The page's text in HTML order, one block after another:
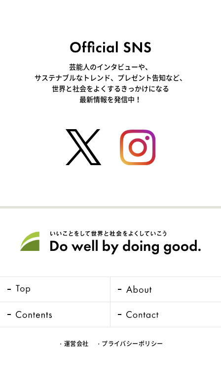
芸能人のインタビューや、
サステナブルなトレンド、プレゼント告知など、
世界と社会をよくするきっかけになる
最新情報を発信中！
・運営会社 ・プライバシーポリシー